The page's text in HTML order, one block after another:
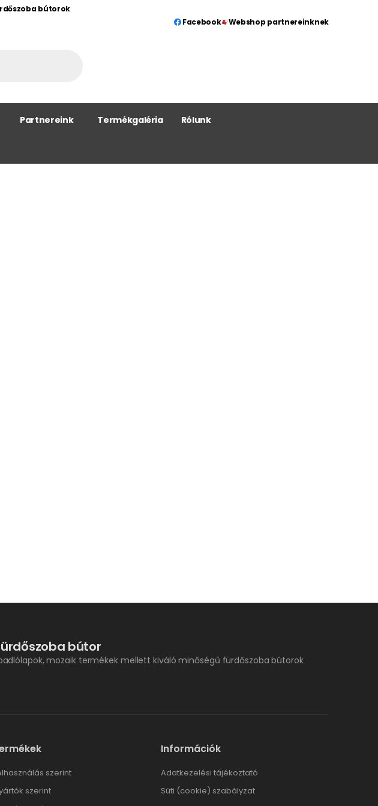
bútorok
Facebook
Webshop partnereinknek
Partnereink Termékgaléria Rólunk
bútor
mozaik termékek mellett kiváló minőségű fürdőszoba bútorok
szerint
szerint
Információk
Adatkezelési tájékoztató
Süti (cookie) szabályzat